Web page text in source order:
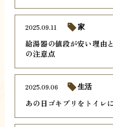
給湯器の値段が安い理由
の注意点
2025.09.11 家
あの日ゴキブリをトイレ
2025.09.06 生活